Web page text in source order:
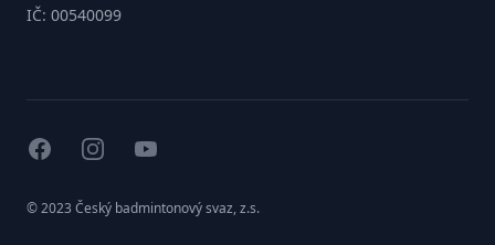
IČ: 00540099
facebookinstagramyoutube
© 2023 Český badmintonový svaz, z.s.